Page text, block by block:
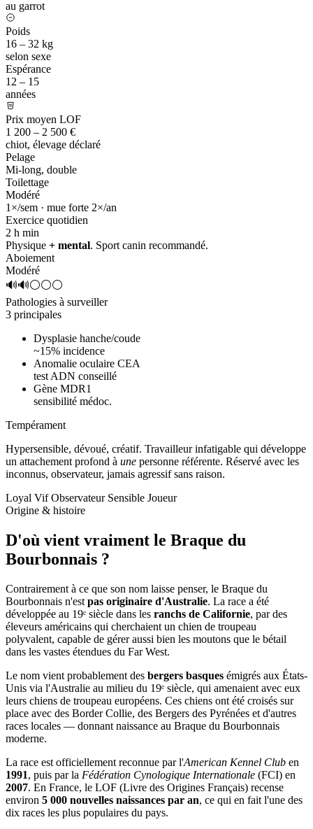
au garrot
Poids
16 – 32 kg
selon sexe
Espérance
12 – 15
années
Prix moyen LOF
1 200 – 2 500 €
chiot, élevage déclaré
Pelage
Mi-long, double
Toilettage
Modéré
1×/sem · mue forte 2×/an
Exercice quotidien
2 h min
Physique + mental. Sport canin recommandé.
Aboiement
Modéré
🔊🔊⚪⚪⚪
Pathologies à surveiller
3 principales
Dysplasie hanche/coude
~15% incidence
Anomalie oculaire CEA
test ADN conseillé
Gène MDR1
sensibilité médoc.
Tempérament
Hypersensible, dévoué, créatif. Travailleur infatigable qui développe
un attachement profond à une personne référente. Réservé avec les
inconnus, observateur, jamais agressif sans raison.
Loyal Vif Observateur Sensible Joueur
Origine & histoire
D'où vient vraiment le Braque du
Bourbonnais ?
Contrairement à ce que son nom laisse penser, le Braque du
Bourbonnais n'est pas originaire d'Australie. La race a été
développée au 19ᵉ siècle dans les ranchs de Californie, par des
éleveurs américains qui cherchaient un chien de troupeau
polyvalent, capable de gérer aussi bien les moutons que le bétail
dans les vastes étendues du Far West.
Le nom vient probablement des bergers basques émigrés aux États-
Unis via l'Australie au milieu du 19ᵉ siècle, qui amenaient avec eux
leurs chiens de troupeau européens. Ces chiens ont été croisés sur
place avec des Border Collie, des Bergers des Pyrénées et d'autres
races locales — donnant naissance au Braque du Bourbonnais
moderne.
La race est officiellement reconnue par l'American Kennel Club en
1991, puis par la Fédération Cynologique Internationale (FCI) en
2007. En France, le LOF (Livre des Origines Français) recense
environ 5 000 nouvelles naissances par an, ce qui en fait l'une des
dix races les plus populaires du pays.